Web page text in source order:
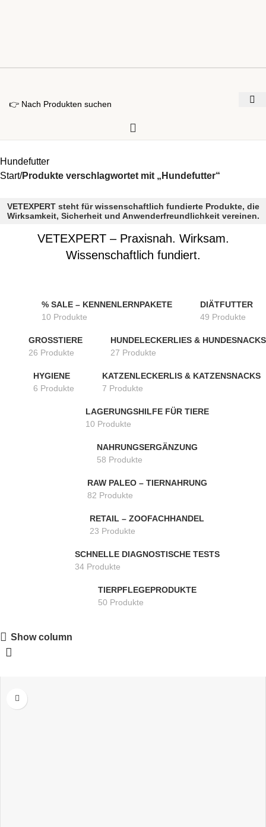
Hundefutter
Start Produkte verschlagwortet mit „Hundefutter“
VETEXPERT steht für wissenschaftlich fundierte Produkte, die
Wirksamkeit, Sicherheit und Anwenderfreundlichkeit vereinen.
VETEXPERT – Praxisnah. Wirksam.
Wissenschaftlich fundiert.
% SALE – KENNENLERNPAKETE
10 Produkte
DIÄTFUTTER
49 Produkte
GROSSTIERE
26 Produkte
HUNDELECKERLIES & HUNDESNACKS
27 Produkte
HYGIENE
6 Produkte
KATZENLECKERLIS & KATZENSNACKS
7 Produkte
LAGERUNGSHILFE FÜR TIERE
10 Produkte
NAHRUNGSERGÄNZUNG
58 Produkte
RAW PALEO – TIERNAHRUNG
82 Produkte
RETAIL – ZOOFACHHANDEL
23 Produkte
SCHNELLE DIAGNOSTISCHE TESTS
34 Produkte
TIERPFLEGEPRODUKTE
50 Produkte
Show column